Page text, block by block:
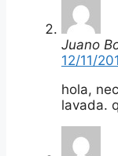
Juano
12/11/
hola,
lavada.